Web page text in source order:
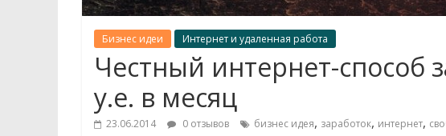
Бизнес идеи Интернет и удаленная работа
Честный интернет-способ
у.е. в месяц
23.06.2014 0 отзывов бизнес идея, заработок, интернет,